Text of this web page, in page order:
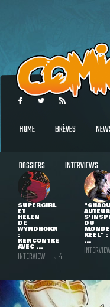
HOME BRÈVES
DOSSIERS INTERVIEWS
SUPERGIRL
ET
HELEN
DE
WYNDHORN
:
RENCONTRE
AVEC ...
INTERVIEW 4
AUTEUR
DU
MONDE
RÉEL" :
...